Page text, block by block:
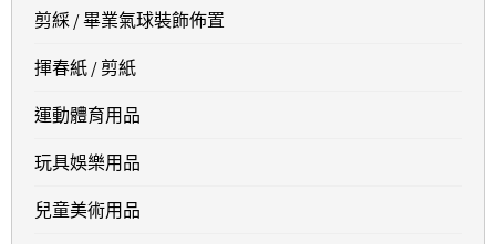
剪綵 / 畢業氣球裝飾佈置
揮春紙 / 剪紙
運動體育用品
玩具娛樂用品
兒童美術用品